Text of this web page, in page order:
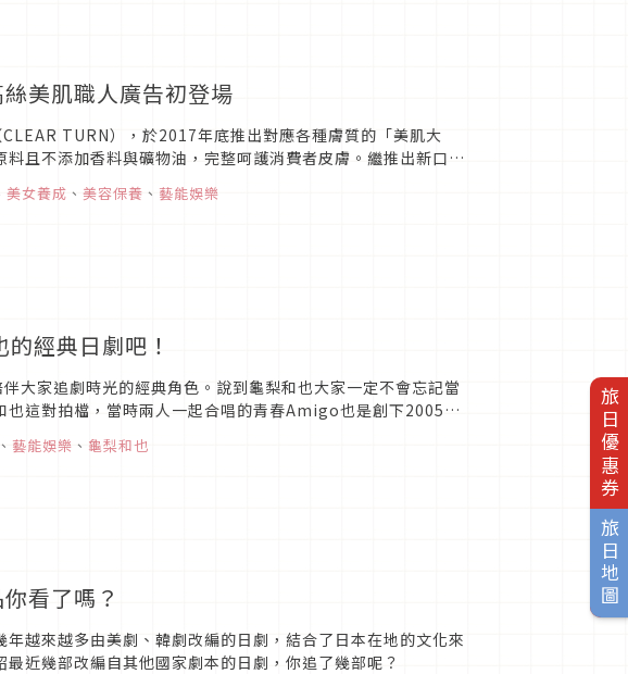
旅日優惠券
旅日地圖
美肌職人廣告初登場
TURN），於2017年底推出對應各種膚質的「美肌大
且不添加香料與礦物油，完整呵護消費者皮膚。繼推出新口味
美女養成 、 美容保養 、 藝能娛樂
經典日劇吧！
大家追劇時光的經典角色。說到龜梨和也大家一定不會忘記當
這對拍檔，當時兩人一起合唱的青春Amigo也是創下2005年
、 藝能娛樂 、 龜梨和也
看了嗎？
越來越多由美劇、韓劇改編的日劇，結合了日本在地的文化來
近幾部改編自其他國家劇本的日劇，你追了幾部呢？